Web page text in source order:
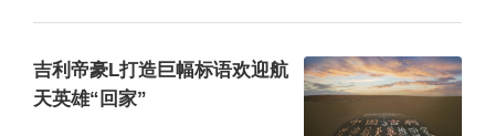
吉利帝豪L打造巨幅标语欢迎航
天英雄“回家”